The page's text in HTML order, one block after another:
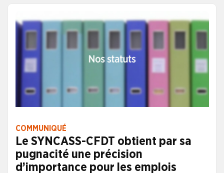
statut DH qui relance aujourd’hui, naturellement, les
effets de comparaison.
COMMUNIQUÉ
Le SYNCASS-CFDT obtient par sa
pugnacité une précision
d’importance pour les emplois